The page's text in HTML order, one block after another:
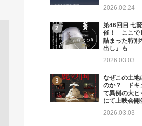
2026.02.24
第46回目 七
催！ ここで
詰まった特別
出し」も
2026.03.03
なぜこの土地
のか？ ドキ
て異例の大ヒ
にて上映会開
2026.03.03